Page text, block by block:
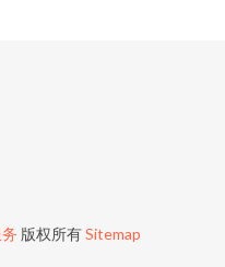
版权所有Sitemap